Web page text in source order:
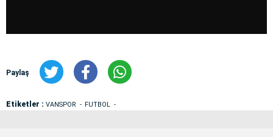
Paylaş
Etiketler : VANSPOR FUTBOL